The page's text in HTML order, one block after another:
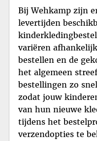
Bij Wehkamp zijn
levertijden
variëren
bestellen en de
het algemeen
bestellingen zo
zodat jouw
van hun nieuwe
tijdens het
verzendopties te